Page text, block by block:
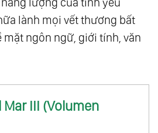
lành mọi vết thương bất
mặt ngôn ngữ, giới tính, văn
Mar III (Volumen